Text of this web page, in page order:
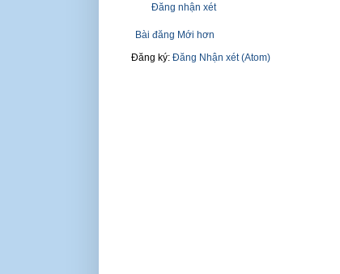
Đăng nhận xét
Bài đăng Mới hơn
Đăng ký: Đăng Nhận xét (Atom)